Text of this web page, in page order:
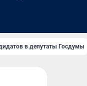
в депутаты Госдумы